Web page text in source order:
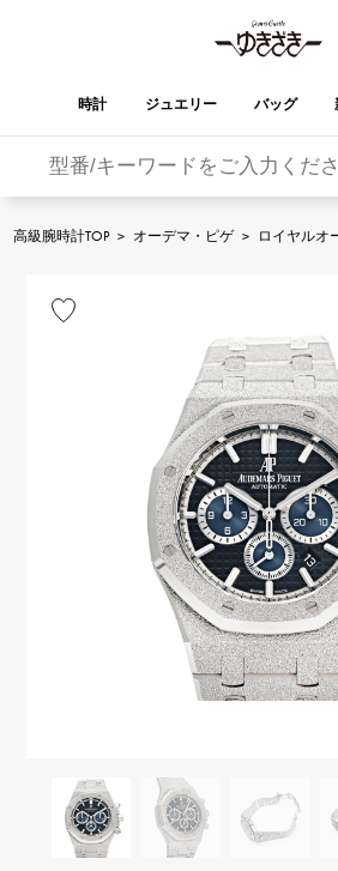
時計 ジュエリー バッグ
PATEK PHILIPPE
パテック・フィリップ
FRANCK MULLER
フランク・ミュラー
VACHERON
CONSTANTIN
ヴァシュロン・コンスタ
AUDEMARS PIGUET
オーデマ・ピゲ
ZENITH
ゼニス
DUNAMIS
デュナミス
YUKIZAKI
ジュエリー
NOMBRE putite
ノンブルプティ
ALPHA putite
アルファプティ
RICH CROSS
リッチクロス
アングラー
オリジナルジュエリ
バーキン
エルメスバッグ
高級腕時計TOP > オーデマ・ピゲ > ロイヤルオ